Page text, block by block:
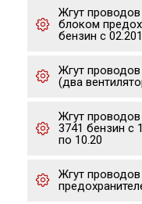
Жгут
блоком
бензин с
Жгут проводов
(два
Жгут
3741 бензин с
по 10.20
Жгут